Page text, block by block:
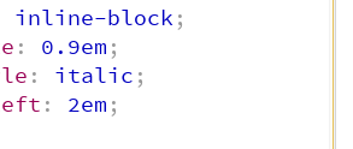
inline-block ;
: 0.9em ;
: italic ;
: 2em ;